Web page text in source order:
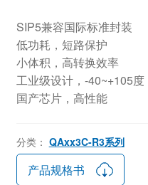
SIP5兼容国际标准封装
低功耗，短路保护
小体积，高转换效率
工业级设计，-40~+105度
国产芯片，高性能
分类： QAxx3C-R3系列
产品规格书